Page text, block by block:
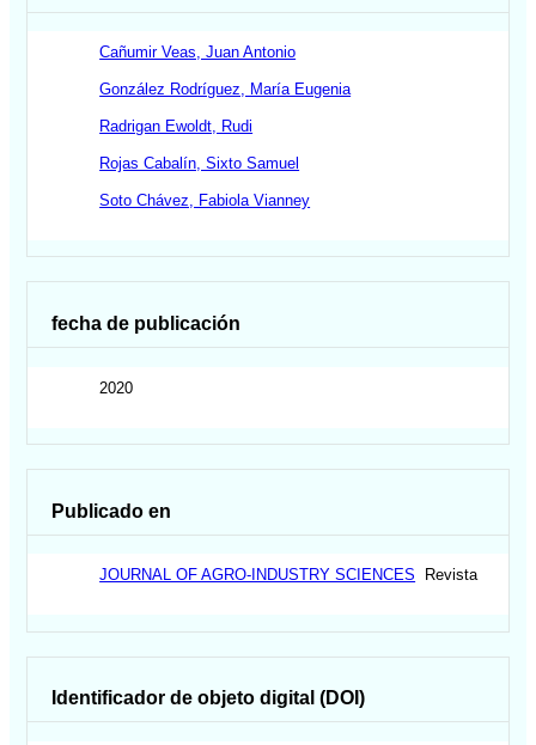
Cañumir Veas, Juan Antonio
González Rodríguez, María Eugenia
Radrigan Ewoldt, Rudi
Rojas Cabalín, Sixto Samuel
Soto Chávez, Fabiola Vianney
fecha de publicación
2020
Publicado en
JOURNAL OF AGRO-INDUSTRY SCIENCES Revista
Identificador de objeto digital (DOI)